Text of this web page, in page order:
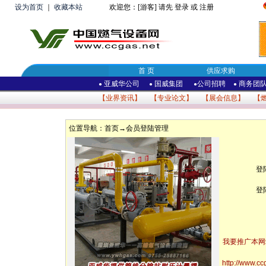
设为首页｜ 收藏本站 欢迎您：[游客] 请先 登录或 注册
首 页 供应求购
● 亚威华公司 ● 国威集团 ●公司招聘 ● 商务团
【业界资讯】 【专业论文 】 【 展会信息 】 【
位置导航： 首页→会员登陆管理
登
登
我要推广本
http://